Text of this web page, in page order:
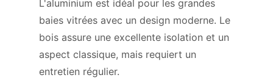
L'aluminium est idéal pour les grandes
baies vitrées avec un design moderne. Le
bois assure une excellente isolation et un
aspect classique, mais requiert un
entretien régulier.